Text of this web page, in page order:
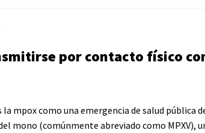
por contacto físico
mpox como una emergencia de salud pública
mono (comúnmente abreviado como MPXV),